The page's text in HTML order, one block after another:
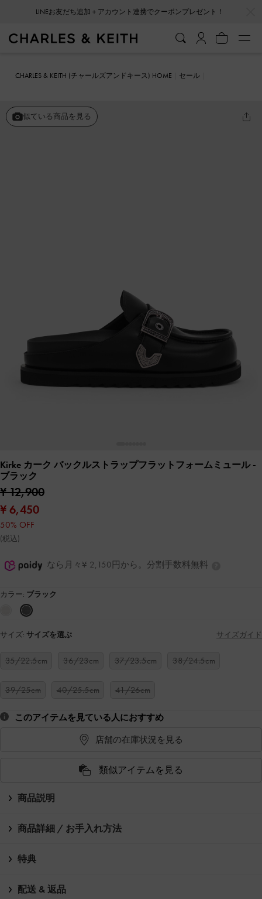
LINEお友だち追加＋アカウント連携でクーポンプレゼント！
CHARLES & KEITH (チャールズアンドキース) HOME
セール
似ている商品を見る
Kirke カーク バックルストラップフラットフォームミュール-
ブラック
¥ 12,900
¥ 6,450
50% OFF
(税込)
なら月々¥ 2,150円から。分割手数料無料
カラー: ブラック
サイズ: サイズを選ぶ サイズガイド
35/22.5cm 36/23cm 37/23.5cm 38/24.5cm
39/25cm 40/25.5cm 41/26cm
このアイテムを見ている人におすすめ
店舗の在庫状況を見る
類似アイテムを見る
商品説明
商品詳細 / お手入れ方法
特典
配送 & 返品